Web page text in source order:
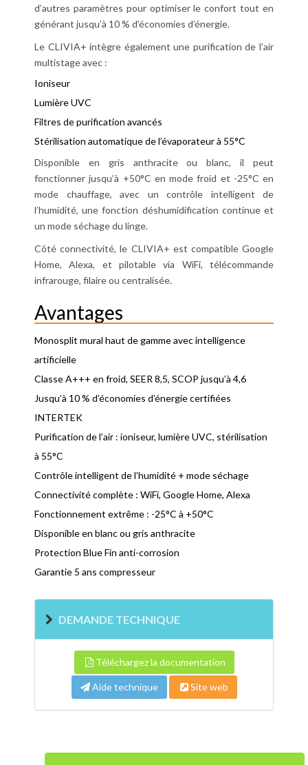
d’autres paramètres pour optimiser le confort tout en
générant jusqu’à 10 % d’économies d’énergie.
Le CLIVIA+ intègre également une purification de l’air
multistage avec :
Ioniseur
Lumière UVC
Filtres de purification avancés
Stérilisation automatique de l’évaporateur à 55°C
Disponible en gris anthracite ou blanc, il peut
fonctionner jusqu’à +50°C en mode froid et -25°C en
mode chauffage, avec un contrôle intelligent de
l’humidité, une fonction déshumidification continue et
un mode séchage du linge.
Côté connectivité, le CLIVIA+ est compatible Google
Home, Alexa, et pilotable via WiFi, télécommande
infrarouge, filaire ou centralisée.
Avantages
Monosplit mural haut de gamme avec intelligence
artificielle
Classe A+++ en froid, SEER 8,5, SCOP jusqu’à 4,6
Jusqu’à 10 % d’économies d’énergie certifiées
INTERTEK
Purification de l’air : ioniseur, lumière UVC, stérilisation
à 55°C
Contrôle intelligent de l’humidité + mode séchage
Connectivité complète : WiFi, Google Home, Alexa
Fonctionnement extrême : -25°C à +50°C
Disponible en blanc ou gris anthracite
Protection Blue Fin anti-corrosion
Garantie 5 ans compresseur
DEMANDE TECHNIQUE
Téléchargez la documentation
Aide technique Site web